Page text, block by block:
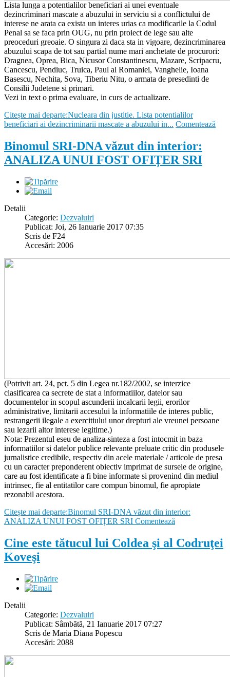
Lista lunga a potentialilor beneficiari ai unei eventuale
dezincriminari mascate a abuzului in serviciu si a conflictului de
interese ne arata ca exista un interes urias ca modificarile la Codul
Penal sa se faca prin OUG, nu prin proiect de lege sau alte
preoceduri greoaie. O singura zi daca sta in vigoare, dezincriminarea
abuzului scapa de tot sau partial nume mari anchetate de procurori:
Dragnea, Oprea, Bica, Nicusor Constantinescu, Mazare, Scripacru,
Cancescu, Pendiuc, Truica, Paul al Romaniei, Vanghelie, Ioana
Basescu, Nechita, Sova, Tiberiu Nitu, o armata de presedinti de
Consilii Judetene si primari.
Vezi in text o prima evaluare, in curs de actualizare.
Citește mai departe:Nucleara din justitie. Lista potentialilor
beneficiari ai dezincriminarii mascate a abuzului in... Comentează
Binomul SRI-DNA văzut din interior:
ANALIZA UNUI FOST OFIȚER SRI
Detalii
Categorie: Dezvaluiri
Publicat: Joi, 26 Ianuarie 2017 07:35
Scris de F24
Accesări: 2006
(Potrivit art. 24, pct. 5 din Legea nr.182/2002, se interzice
clasificarea ca secrete de stat a informatiilor, datelor sau
documentelor in scopul ascunderii incalcarii legii, erorilor
administrative, limitarii accesului la informatiile de interes public,
restrangerii ilegale a exercitiului unor drepturi ale vreunei persoane
sau lezarii altor interese legitime.)
Nota: Prezentul eseu de analiza-sinteza a fost intocmit in baza
informatiilor si datelor publice relevante preluate critic din produsele
jurnalistice credibile, respectiv din acele materiale / articole de presa
cu un caracter preponderent obiectiv imprimat de sursele de origine,
care au fost identificate a fi bine informate si provenind din mediul
intrinsec, fie al entitatilor care compun binomul, fie apropiate
rezonabil acestora.
Citește mai departe:Binomul SRI-DNA văzut din interior:
ANALIZA UNUI FOST OFIȚER SRI Comentează
Cine este tătucul lui Coldea şi al Codruţei
Koveşi
Detalii
Categorie: Dezvaluiri
Publicat: Sâmbătă, 21 Ianuarie 2017 07:27
Scris de Maria Diana Popescu
Accesări: 2088